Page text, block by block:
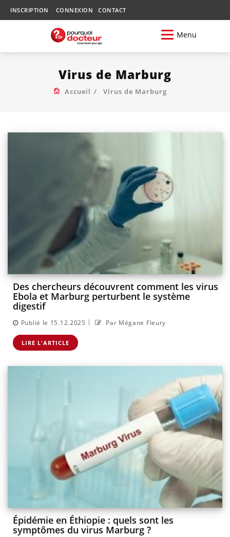
INSCRIPTION CONNEXION CONTACT
Menu
Virus de Marburg
Accueil Virus de Marburg
Des chercheurs découvrent comment les virus
Ebola et Marburg perturbent le système
digestif
Publié le 15.12.2025 | Par Mégane Fleury
LIRE L'ARTICLE
Épidémie en Éthiopie : quels sont les
symptômes du virus Marburg ?